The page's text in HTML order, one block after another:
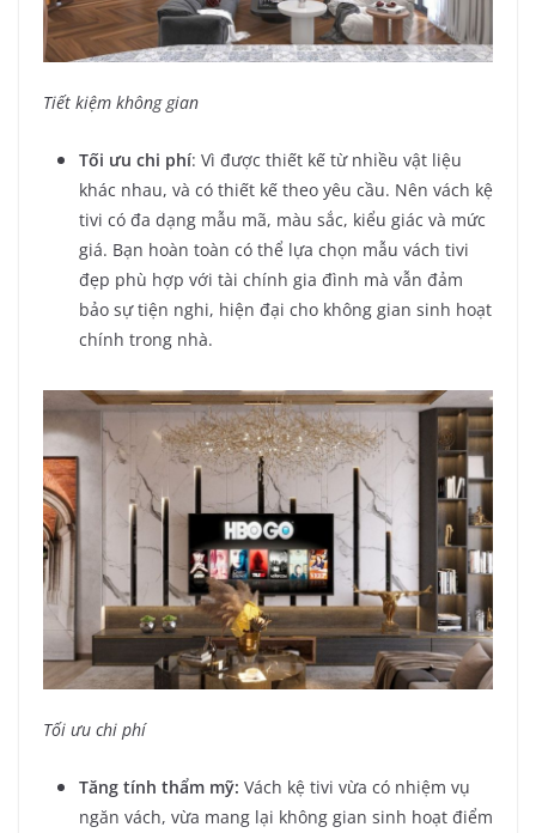
Tiết kiệm không gian
Tối ưu chi phí: Vì được thiết kế từ nhiều vật liệu
khác nhau, và có thiết kế theo yêu cầu. Nên vách kệ
tivi có đa dạng mẫu mã, màu sắc, kiểu giác và mức
giá. Bạn hoàn toàn có thể lựa chọn mẫu vách tivi
đẹp phù hợp với tài chính gia đình mà vẫn đảm
bảo sự tiện nghi, hiện đại cho không gian sinh hoạt
chính trong nhà.
Tối ưu chi phí
Tăng tính thẩm mỹ: Vách kệ tivi vừa có nhiệm vụ
ngăn vách, vừa mang lại không gian sinh hoạt điểm